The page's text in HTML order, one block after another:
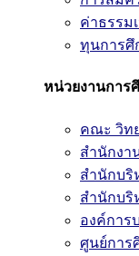
ค่าธรรม
ทุนการศึ
หน่วยงานการ
คณะ วิท
สำนักงา
สำนักบริ
สำนักบริ
องค์การ
ศูนย์การ